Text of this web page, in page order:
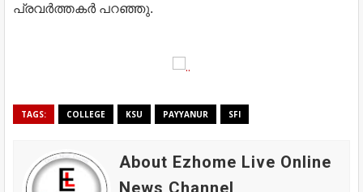
പ്ര​വ​ര്‍​ത്ത​ക​ര്‍ പ​റ​ഞ്ഞു.
TAGS: COLLEGE KSU PAYYANUR SFI
About Ezhome Live Online
News Channel